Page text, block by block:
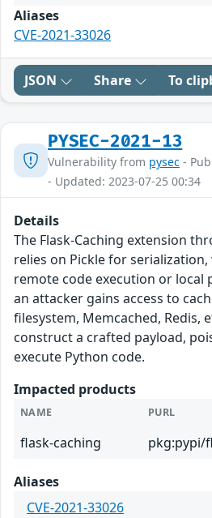
Aliases
CVE-2021-33026
JSON Share To
PYSEC-2021-13
Vulnerability from pysec -
- Updated: 2023-07-25 00:34
Details
The Flask-Caching extension
relies on Pickle for
remote code execution or local
an attacker gains access to
filesystem, Memcached, Redis,
construct a crafted payload,
execute Python code.
Impacted products
NAME PURL
flask-caching pkg:pypi/
Aliases
CVE-2021-33026